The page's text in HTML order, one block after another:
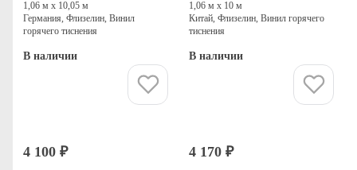
1,06 м х 10,05 м
Германия, Флизелин, Винил
горячего тиснения
В наличии
1,06 м х 10 м
Китай, Флизелин, Винил горячего
тиснения
В наличии
4 100 ₽ 4 170 ₽